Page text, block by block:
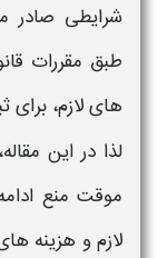
شرایطی صادر
طبق مقررات
های لازم، برای
لذا در این
موقت منع
لازم و هزینه